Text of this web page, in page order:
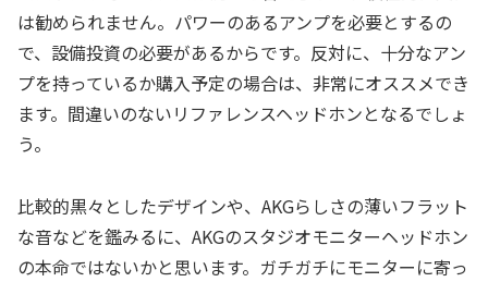
は勧められません。パワーのあるアンプを必要とするの
で、設備投資の必要があるからです。反対に、十分なアン
プを持っているか購入予定の場合は、非常にオススメでき
ます。間違いのないリファレンスヘッドホンとなるでしょ
う。
比較的黒々としたデザインや、AKGらしさの薄いフラット
な音などを鑑みるに、AKGのスタジオモニターヘッドホン
の本命ではないかと思います。ガチガチにモニターに寄っ